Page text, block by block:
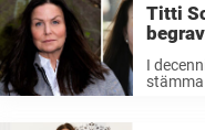
Titti
I